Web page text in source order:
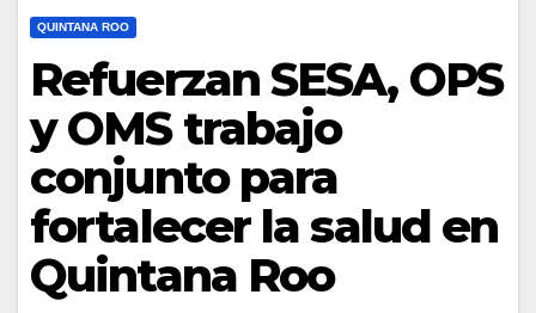
QUINTANA ROO
Refuerzan SESA, OPS
y OMS trabajo
conjunto para
fortalecer la salud en
Quintana Roo